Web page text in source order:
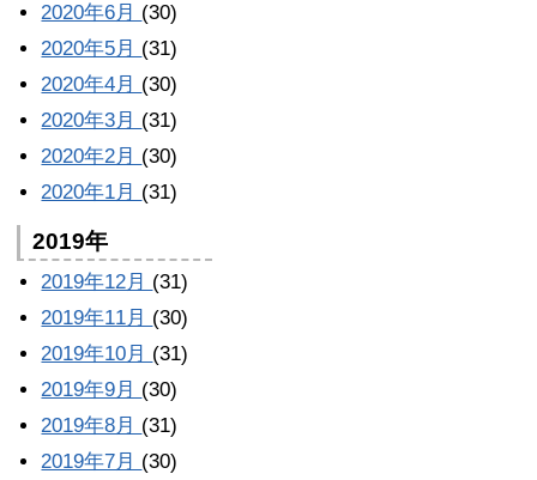
2020年6月 (30)
2020年5月 (31)
2020年4月 (30)
2020年3月 (31)
2020年2月 (30)
2020年1月 (31)
2019年
2019年12月 (31)
2019年11月 (30)
2019年10月 (31)
2019年9月 (30)
2019年8月 (31)
2019年7月 (30)